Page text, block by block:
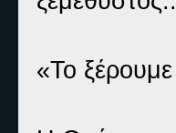
«Το